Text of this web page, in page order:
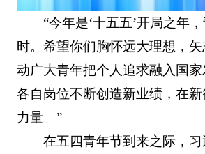
“今年是‘十五五’开局之年
时。希望你们胸怀远大理想，
动广大青年把个人追求融入国
各自岗位不断创造新业绩，在
力量。”
在五四青年节到来之际，